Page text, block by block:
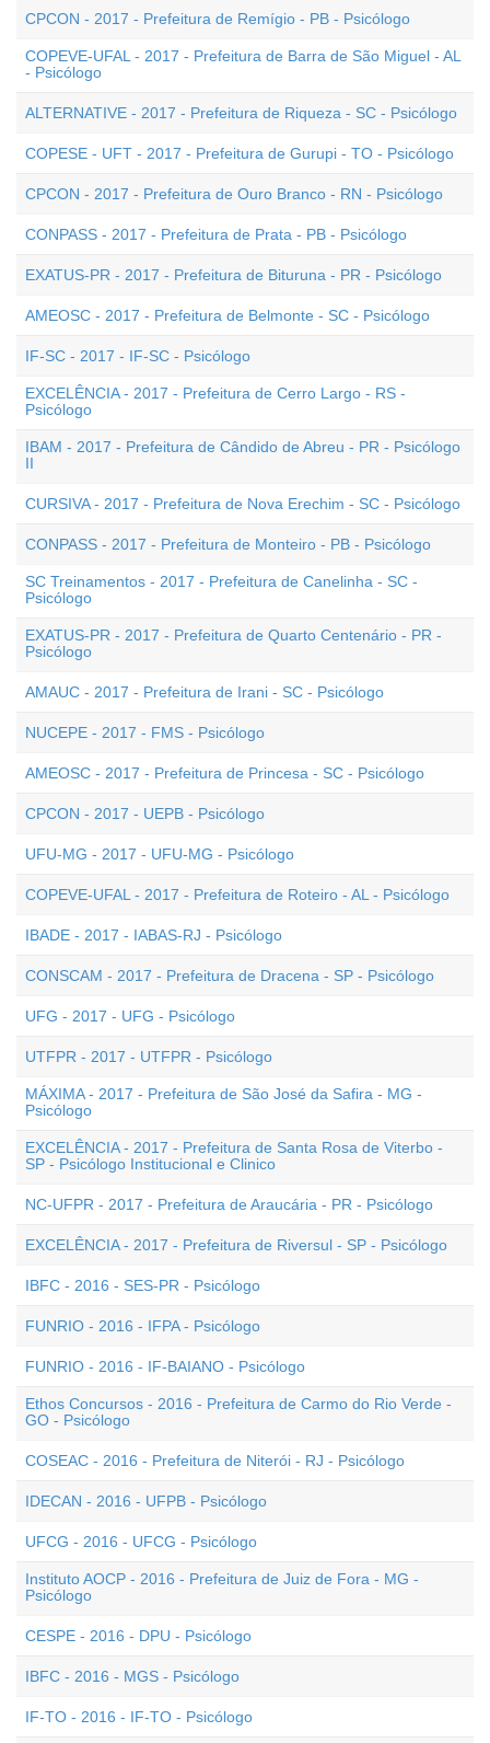
CPCON - 2017 - Prefeitura de Remígio - PB - Psicólogo
COPEVE-UFAL - 2017 - Prefeitura de Barra de São Miguel - AL
- Psicólogo
ALTERNATIVE - 2017 - Prefeitura de Riqueza - SC - Psicólogo
COPESE - UFT - 2017 - Prefeitura de Gurupi - TO - Psicólogo
CPCON - 2017 - Prefeitura de Ouro Branco - RN - Psicólogo
CONPASS - 2017 - Prefeitura de Prata - PB - Psicólogo
EXATUS-PR - 2017 - Prefeitura de Bituruna - PR - Psicólogo
AMEOSC - 2017 - Prefeitura de Belmonte - SC - Psicólogo
IF-SC - 2017 - IF-SC - Psicólogo
EXCELÊNCIA - 2017 - Prefeitura de Cerro Largo - RS -
Psicólogo
IBAM - 2017 - Prefeitura de Cândido de Abreu - PR - Psicólogo
II
CURSIVA - 2017 - Prefeitura de Nova Erechim - SC - Psicólogo
CONPASS - 2017 - Prefeitura de Monteiro - PB - Psicólogo
SC Treinamentos - 2017 - Prefeitura de Canelinha - SC -
Psicólogo
EXATUS-PR - 2017 - Prefeitura de Quarto Centenário - PR -
Psicólogo
AMAUC - 2017 - Prefeitura de Irani - SC - Psicólogo
NUCEPE - 2017 - FMS - Psicólogo
AMEOSC - 2017 - Prefeitura de Princesa - SC - Psicólogo
CPCON - 2017 - UEPB - Psicólogo
UFU-MG - 2017 - UFU-MG - Psicólogo
COPEVE-UFAL - 2017 - Prefeitura de Roteiro - AL - Psicólogo
IBADE - 2017 - IABAS-RJ - Psicólogo
CONSCAM - 2017 - Prefeitura de Dracena - SP - Psicólogo
UFG - 2017 - UFG - Psicólogo
UTFPR - 2017 - UTFPR - Psicólogo
MÁXIMA - 2017 - Prefeitura de São José da Safira - MG -
Psicólogo
EXCELÊNCIA - 2017 - Prefeitura de Santa Rosa de Viterbo -
SP - Psicólogo Institucional e Clinico
NC-UFPR - 2017 - Prefeitura de Araucária - PR - Psicólogo
EXCELÊNCIA - 2017 - Prefeitura de Riversul - SP - Psicólogo
IBFC - 2016 - SES-PR - Psicólogo
FUNRIO - 2016 - IFPA - Psicólogo
FUNRIO - 2016 - IF-BAIANO - Psicólogo
Ethos Concursos - 2016 - Prefeitura de Carmo do Rio Verde -
GO - Psicólogo
COSEAC - 2016 - Prefeitura de Niterói - RJ - Psicólogo
IDECAN - 2016 - UFPB - Psicólogo
UFCG - 2016 - UFCG - Psicólogo
Instituto AOCP - 2016 - Prefeitura de Juiz de Fora - MG -
Psicólogo
CESPE - 2016 - DPU - Psicólogo
IBFC - 2016 - MGS - Psicólogo
IF-TO - 2016 - IF-TO - Psicólogo